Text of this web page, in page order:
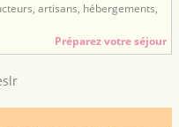
artisans, hébergements,
Préparez votre séjour